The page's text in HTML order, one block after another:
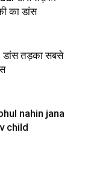
का डांस
डांस तड़का सबसे
nahin jana
child